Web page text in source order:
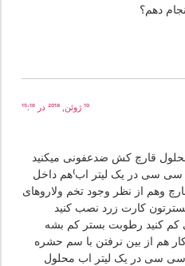
قارچ کش ضدعفونی میکنید
در یک لیتر اب)هم داخل
از نظر وجود تخم ولاروهای
کارت زرد نصب کنید
رطوبت بستر کم بشه
از بین نرفتن با سم حشره
در یک لیتر اب محلول